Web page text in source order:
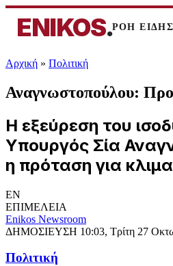
ENIKOS.ΡΟΗ
Αρχική » Πολιτική
Αναγνωστοπούλου:
Η εξεύρεση του
Υπουργός Σία
η πρόταση για
EN
ΕΠΙΜΕΛΕΙΑ
Enikos Newsroom
ΔΗΜΟΣΙΕΥΣΗ 10:03, Τρίτη 27
Πολιτική